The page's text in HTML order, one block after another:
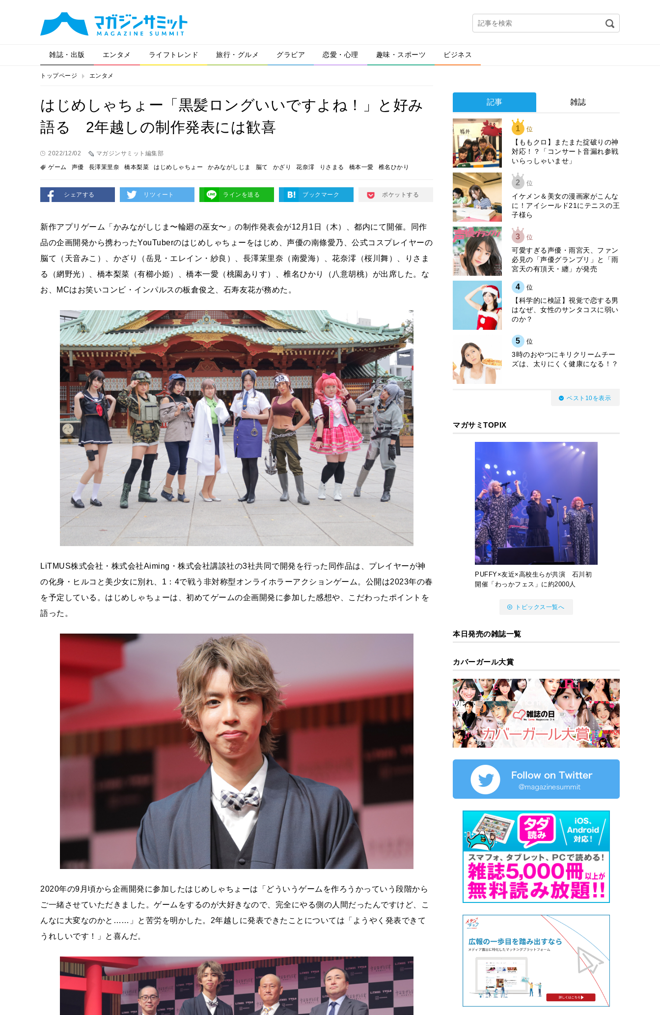
雑誌・出版 エンタメ ライフトレンド 旅行・グルメ グラビア 恋愛・心理 趣味・スポーツ ビジネス
トップページ エンタメ
はじめしゃちょー「黒髪ロングいいですよね！」と好み
語る 2年越しの制作発表には歓喜
2022/12/02
マガジンサミット編集部
ゲーム
声優 長澤茉里奈 橋本梨菜 はじめしゃちょー かみながしじま 脳て かざり 花奈澪 りさまる 橋本一愛 椎名ひかり
シェアする リツィート ラインを送る ブックマーク ポケットする
新作アプリゲーム「かみながしじま〜輪廻の巫女〜」の制作発表会が12月1日（木）、都内にて開催。同作
品の企画開発から携わったYouTuberのはじめしゃちょーをはじめ、声優の南條愛乃、公式コスプレイヤーの
脳て（天音みこ）、かざり（岳見・エレイン・紗良）、長澤茉里奈（南愛海）、花奈澪（桜川舞）、りさま
る（網野光）、橋本梨菜（有櫛小姫）、橋本一愛（桃園ありす）、椎名ひかり（八意胡桃）が出席した。な
お、MCはお笑いコンビ・インパルスの板倉俊之、石寿友花が務めた。
LiTMUS株式会社・株式会社Aiming・株式会社講談社の3社共同で開発を行った同作品は、プレイヤーが神
の化身・ヒルコと美少女に別れ、1：4で戦う非対称型オンライホラーアクションゲーム。公開は2023年の春
を予定している。はじめしゃちょーは、初めてゲームの企画開発に参加した感想や、こだわったポイントを
語った。
2020年の9月頃から企画開発に参加したはじめしゃちょーは「どういうゲームを作ろうかっていう段階から
ご一緒させていただきました。ゲームをするのが大好きなので、完全にやる側の人間だったんですけど、こ
んなに大変なのかと……」と苦労を明かした。2年越しに発表できたことについては「ようやく発表できて
うれしいです！」と喜んだ。
記事 雑誌
1 位
【ももクロ】またまた掟破りの神
対応！？「コンサート音漏れ参戦
いらっしゃいませ」
2 位
イケメン＆美女の漫画家がこんな
に！アイシールド21にテニスの王
子様ら
3 位
可愛すぎる声優・雨宮天、ファン
必見の「声優グランプリ」と「雨
宮天の有頂天・纏」が発売
4 位
【科学的に検証】視覚で恋する男
はなぜ、女性のサンタコスに弱い
のか？
5 位
3時のおやつにキリクリームチー
ズは、太りにくく健康になる！？
ベスト10を表示
マガサミTOPIX
PUFFY×友近×高校生らが共演 石川初
開催「わっかフェス」に約2000人
トピックス一覧へ
本日発売の雑誌一覧
カバーガール大賞